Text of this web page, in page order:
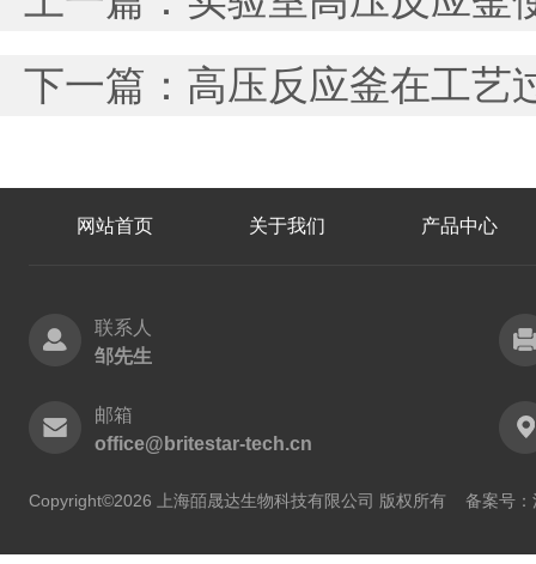
下一篇： 高压反应釜在工艺
网站首页 关于我们 产品中心
联系人
邹先生
邮箱
office@britestar-tech.cn
Copyright©2026 上海皕晟达生物科技有限公司 版权所有 备案号